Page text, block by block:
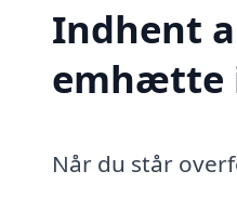
Indhent
emhætte
Når du står